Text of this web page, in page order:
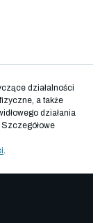
działalności
a także
działania
.